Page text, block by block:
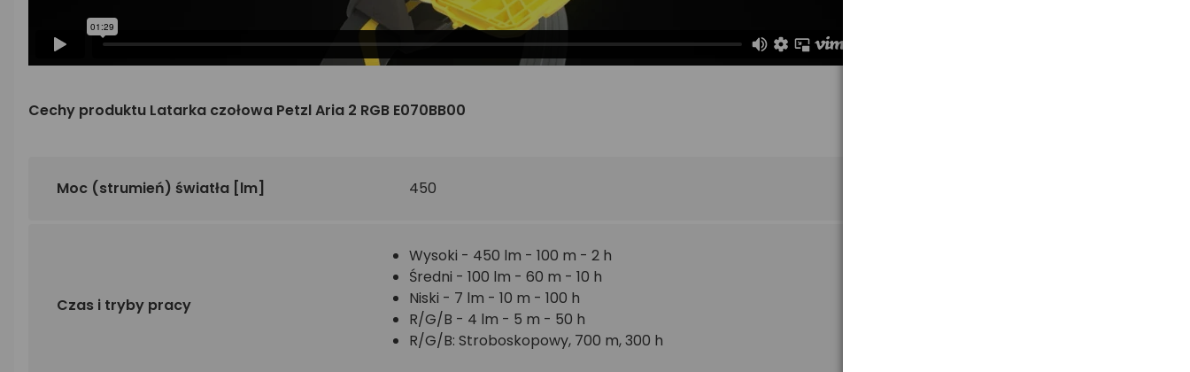
Cechy produktu Latarka czołowa Petzl Aria 2 RGB E070BB00
Moc (strumień) światła [lm] 450
Czas i tryby pracy
Wysoki - 450 lm - 100 m - 2 h
Średni - 100 lm - 60 m - 10 h
Niski - 7 lm - 10 m - 100 h
R/G/B - 4 lm - 5 m - 50 h
R/G/B: Stroboskopowy, 700 m, 300 h